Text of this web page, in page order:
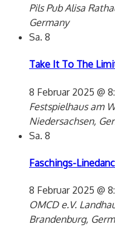
Pils Pub Alisa
Germany
Sa. 8
Take It To The
8 Februar 2025 @
Festspielhaus am
Niedersachsen,
Sa. 8
Faschings-
8 Februar 2025 @
OMCD e.V.
Brandenburg,